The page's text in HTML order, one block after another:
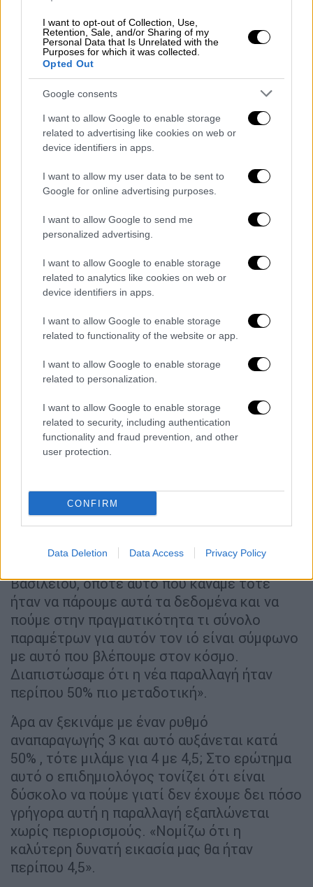
I want to opt-out of Collection, Use,
Retention, Sale, and/or Sharing of my
Personal Data that Is Unrelated with the
Purposes for which it was collected.
Opted Out
Google consents
I want to allow Google to enable storage
related to advertising like cookies on web or
device identifiers in apps.
I want to allow my user data to be sent to
Google for online advertising purposes.
I want to allow Google to send me
personalized advertising.
I want to allow Google to enable storage
related to analytics like cookies on web or
device identifiers in apps.
I want to allow Google to enable storage
related to functionality of the website or app.
I want to allow Google to enable storage
related to personalization.
I want to allow Google to enable storage
related to security, including authentication
functionality and fraud prevention, and other
user protection.
CONFIRM
Data Deletion Data Access Privacy Policy
αποτελεσματικά στην πραγματική ζωή όπως
και στις κλινικές δοκιμές. Για να
καταλάβουμε πώς ακόμη και μια μικρή
μείωση στην αποτελεσματικότητα ενός
εμβολίου επηρεάζει την πραγματικότητα
σύμφωνα με την εξίσωση, ας δούμε τι θα
συμβείαν μειώσουμε το ποσοστό
αποτελεσματικότητας κατά μόλις δύο τοις
εκατό, οπότε αντί για 79% ας βάλουμε 77%.
Αυτό που θα δούμε είναι ότι το ποσοστό
των ατόμων που πρέπει να εμβολιαστούν για
να φτάσουμε στην ανοσία της αγέλης
αυξάνεται από 84% σε 87%.
μικρές αλλαγές έχουν σημασία και αυτό
σημαίνει ότι η επιστροφή στην
κανονικότητα θα μπορούσε να καθυστερήσει
για εβδομάδες.
Καθοριστικός παράγοντας όμως, είναι και ο
ρυθμός αναπαραγωγής (Ro).Στην αρχή της
πανδημίας οι επιστήμονες πίστευαν ότι ένα
μολυσμένο άτομα μολύνει κατά μέσο όρο
τρία άλλα, τα οποία συνεχίζουν να μολύνουν
άλλα τρία και έτσι εξαπλώνεται ο ιός μέσω
του πληθυσμού. Ο επιδημιολόγος
νέων παραλλαγών (μεταλλάξεων) θα
μπορούσε να αλλάξει αυτόν τον αριθμό.«
Γνωρίζαμε ότι το ποσοστό των
περιπτώσεων με αυτήν την παραλλαγή
Βασιλείου, οπότε αυτό που κάναμε τότε
ήταν να πάρουμε αυτά τα δεδομένα και να
πούμε στην πραγματικότητα τι σύνολο
παραμέτρων για αυτόν τον ιό είναι σύμφωνο
με αυτό που βλέπουμε στον κόσμο.
Διαπιστώσαμε ότι η νέα παραλλαγή ήταν
περίπου 50% πιο μεταδοτική».
Άρα αν ξεκινάμε με έναν ρυθμό
αναπαραγωγής 3 και αυτό αυξάνεται κατά
50% , τότε μιλάμε για 4 με 4,5; Στο ερώτημα
αυτό ο επιδημιολόγος τονίζει ότι είναι
δύσκολο να πούμε γιατί δεν έχουμε δει πόσο
γρήγορα αυτή η παραλλαγή εξαπλώνεται
χωρίς περιορισμούς. «Νομίζω ότι η
καλύτερη δυνατή εικασία μας θα ήταν
περίπου 4,5».